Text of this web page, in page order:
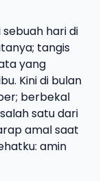
sebuah hari di
tangis
yang
Kini di bulan
berbekal
satu dari
amal saat
amin